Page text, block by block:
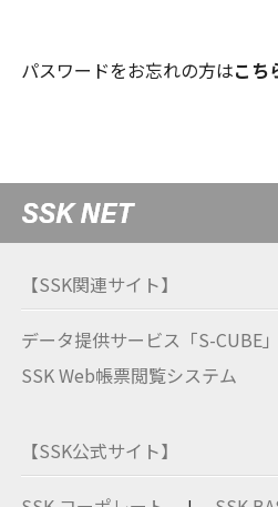
パスワードをお忘れの方はこち
【SSK関連サイト】
データ提供サービス「S-CUBE」
SSK Web帳票閲覧システム
【SSK公式サイト】